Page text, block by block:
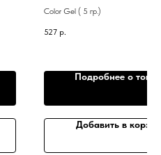
Color Gel ( 5 гр.)
527 р.
Подробнее о
Добавить в